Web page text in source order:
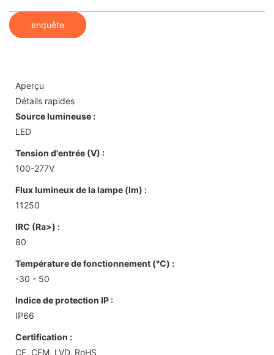
enquête
Aperçu
Détails rapides
Source lumineuse :
LED
Tension d'entrée (V) :
100-277V
Flux lumineux de la lampe (lm) :
11250
IRC (Ra>) :
80
Température de fonctionnement (℃) :
-30 - 50
Indice de protection IP :
IP66
Certification :
CE, CEM, LVD, RoHS